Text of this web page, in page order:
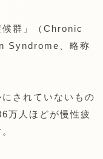
候群」（Chronic
Syndrome、略称
されていないもの
万人ほどが慢性疲